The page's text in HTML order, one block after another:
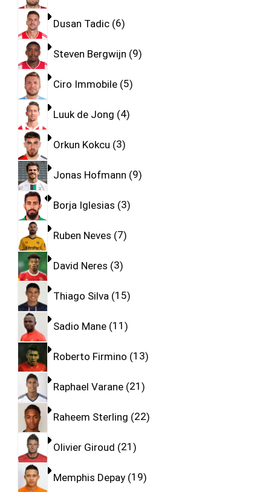
Dusan Tadic 6
Steven Bergwijn 9
Ciro Immobile 5
Luuk de Jong 4
Orkun Kokcu 3
Jonas Hofmann 9
Borja Iglesias 3
Ruben Neves 7
David Neres 3
Thiago Silva 15
Sadio Mane 11
Roberto Firmino 13
Raphael Varane 21
Raheem Sterling 22
Olivier Giroud 21
Memphis Depay 19